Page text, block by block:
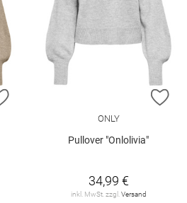
ZUR WUNSCHLISTE HINZUFÜGEN
ONLY
Pullover "Onlolivia"
34,99 €
inkl. MwSt. zzgl. Versand